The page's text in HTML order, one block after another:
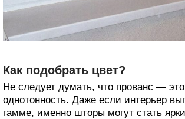
Как подобрать цвет?
Не следует думать, что прованс —
однотонность. Даже если интерьер
гамме, именно шторы могут стать